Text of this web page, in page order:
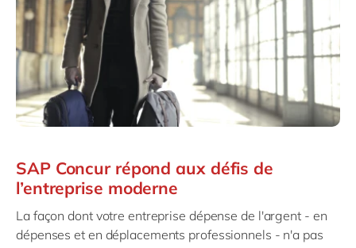
SAP Concur répond aux défis de
l’entreprise moderne
La façon dont votre entreprise dépense de l'argent - en
dépenses et en déplacements professionnels - n'a pas